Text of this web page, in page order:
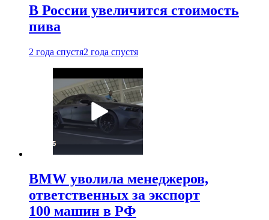
В России увеличится стоимость
пива
2 года спустя2 года спустя
BMW уволила менеджеров,
ответственных за экспорт
100 машин в РФ